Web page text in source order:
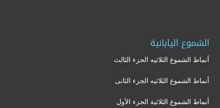
الشموع اليابانية
أنماط الشموع الثلاثيه الجزء الثالث
أنماط الشموع الثلاثيه الجزء الثانى
أنماط الشموع الثلاثية الجزء الأول